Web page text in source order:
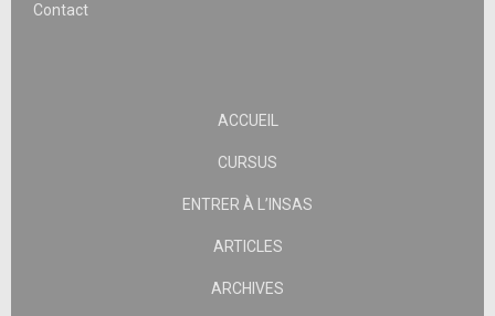
Contact
ACCUEIL
CURSUS
ENTRER À L’INSAS
ARTICLES
ARCHIVES